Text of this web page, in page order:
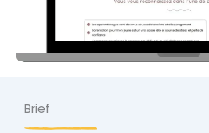
Brief